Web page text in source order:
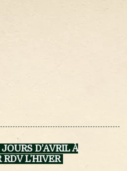
D’AVRIL À
RDV L’HIVER